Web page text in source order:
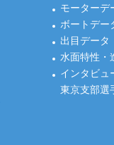
モーターデ
ボートデー
出目データ
水面特性・
インタビュ
東京支部選